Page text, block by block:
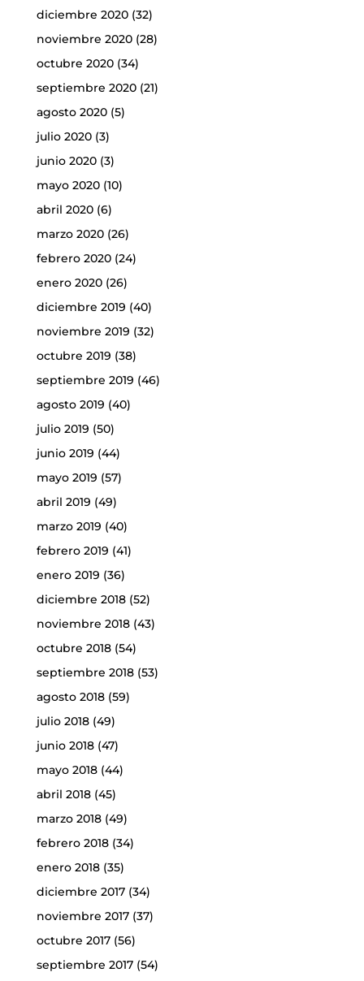
diciembre 2020(32)
noviembre 2020(28)
octubre 2020(34)
septiembre 2020(21)
agosto 2020(5)
julio 2020(3)
junio 2020(3)
mayo 2020(10)
abril 2020(6)
marzo 2020(26)
febrero 2020(24)
enero 2020(26)
diciembre 2019 (40)
noviembre 2019 (32)
octubre 2019 (38)
septiembre 2019 (46)
agosto 2019 (40)
julio 2019 (50)
junio 2019 (44)
mayo 2019 (57)
abril 2019 (49)
marzo 2019 (40)
febrero 2019 (41)
enero 2019 (36)
diciembre 2018(52)
noviembre 2018(43)
octubre 2018(54)
septiembre 2018(53)
agosto 2018(59)
julio 2018(49)
junio 2018(47)
mayo 2018(44)
abril 2018(45)
marzo 2018(49)
febrero 2018(34)
enero 2018(35)
diciembre 2017(34)
noviembre 2017(37)
octubre 2017(56)
septiembre 2017(54)